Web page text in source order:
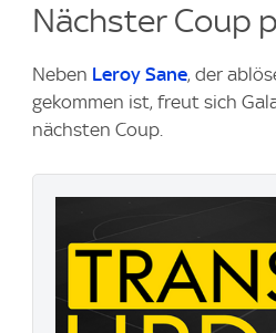
Nächster Coup
Neben Leroy Sane, der
gekommen ist, freut sich
nächsten Coup.